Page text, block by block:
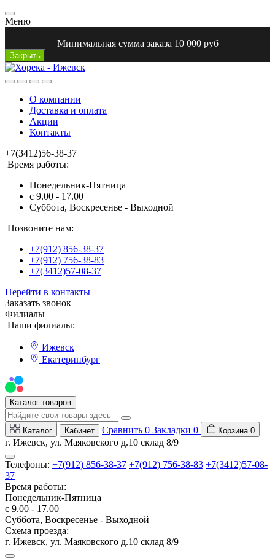
Меню
Минимальная сумма заказа 10 000 руб
Закрыть
О компании
Доставка и оплата
Акции
Контакты
+7(3412)56-38-37
Время работы:
Понедельник-Пятница
с 9.00 - 17.00
Суббота, Воскресенье - Выходной
Позвоните нам:
+7(912) 856-38-37
+7(912) 756-38-83
+7(3412)57-08-37
Перейти в контакты
Заказать звонок
Филиалы
Наши филиалы:
Ижевск
Екатеринбург
Каталог товаров
Каталог Кабинет Сравнить 0 Закладки 0 Корзина 0
г. Ижевск, ул. Маяковского д.10 склад 8/9
Телефоны: +7(912) 856-38-37 +7(912) 756-38-83 +7(3412)57-08-
37
Время работы:
Понедельник-Пятница
с 9.00 - 17.00
Суббота, Воскресенье - Выходной
Схема проезда:
г. Ижевск, ул. Маяковского д.10 склад 8/9